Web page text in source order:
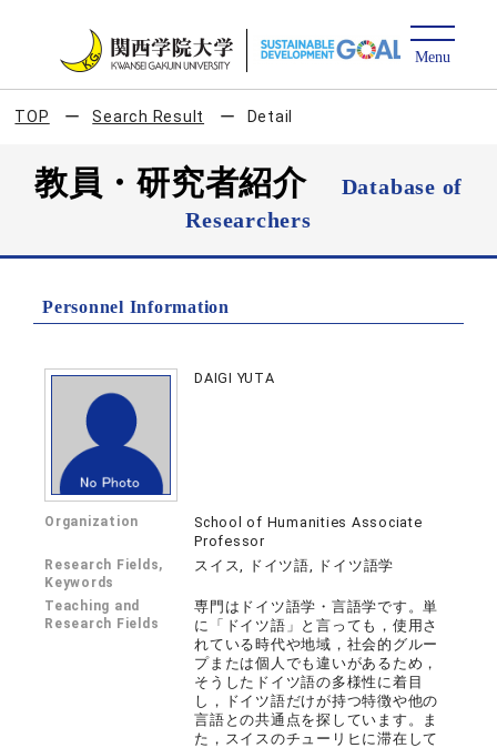
TOP Search Result Detail
教員・研究者紹介
Database of
Researchers
Personnel Information
DAIGI YUTA
Organization
School of Humanities Associate
Professor
Research Fields,
Keywords
スイス, ドイツ語, ドイツ語学
Teaching and
Research Fields
専門はドイツ語学・言語学です。単
に「ドイツ語」と言っても，使用さ
れている時代や地域，社会的グルー
プまたは個人でも違いがあるため，
そうしたドイツ語の多様性に着目
し，ドイツ語だけが持つ特徴や他の
言語との共通点を探しています。ま
た，スイスのチューリヒに滞在して